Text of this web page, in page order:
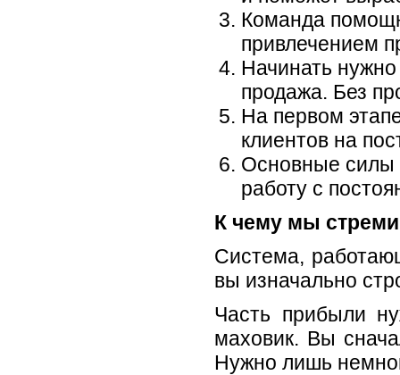
Команда
привлечением
Начинать
продажа. Без
На первом
клиентов на
Основные силы
работу с
К чему мы
Cистема,
вы изначально
Часть прибыли
маховик. Вы
Нужно лишь